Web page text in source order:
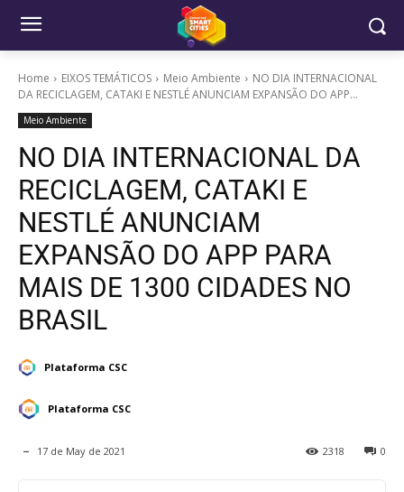
Home EIXOS TEMÁTICOS Meio Ambiente
NO DIA INTERNACIONAL
DA RECICLAGEM, CATAKI E NESTLÉ ANUNCIAM EXPANSÃO DO APP...
Meio Ambiente
NO DIA INTERNACIONAL DA
RECICLAGEM, CATAKI E
NESTLÉ ANUNCIAM
EXPANSÃO DO APP PARA
MAIS DE 1300 CIDADES NO
BRASIL
Plataforma CSC
Plataforma CSC
17 de May de 2021 0
2318